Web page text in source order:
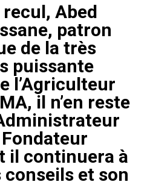
recul, Abed
patron
de la très
puissante
l’Agriculteur
il n’en reste
il continuera à
et son